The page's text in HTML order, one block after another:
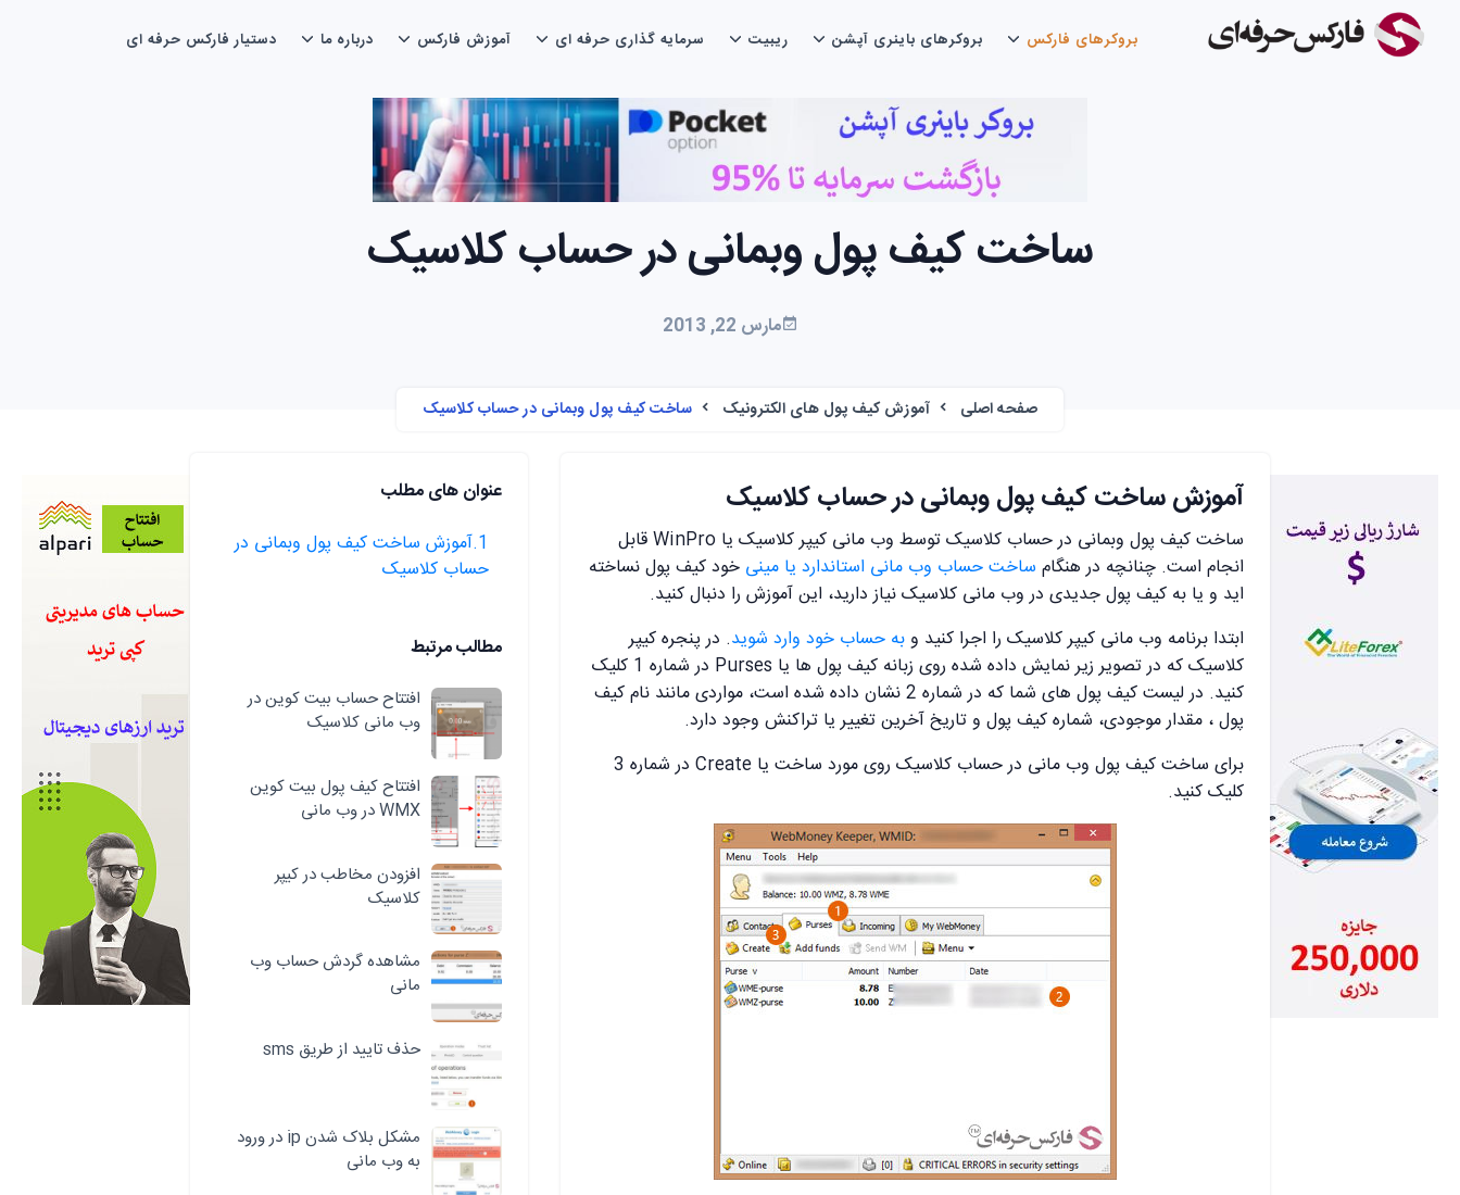
بروکرهای فارکس بروکرهای باینری آپشن ریبیت سرمایه گذاری حرفه ای آموزش فارکس درباره ما دستیار فارکس حرفه ای
ساخت کیف پول وبمانی در حساب کلاسیک
مارس 22, 2013
صفحه اصلی آموزش کیف پول های الکترونیک ساخت کیف پول وبمانی در حساب کلاسیک
آموزش ساخت کیف پول وبمانی در حساب کلاسیک
ساخت کیف پول وبمانی در حساب کلاسیک توسط وب مانی کیپر کلاسیک یا WinPro قابل
انجام است. چنانچه در هنگام ساخت حساب وب مانی استاندارد یا مینی خود کیف پول نساخته
اید و یا به کیف پول جدیدی در وب مانی کلاسیک نیاز دارید، این آموزش را دنبال کنید.
ابتدا برنامه وب مانی کیپر کلاسیک را اجرا کنید وبه حساب خود وارد شوید. در پنجره کیپر
کلاسیک که در تصویر زیر نمایش داده شده روی زبانه کیف پول ها یا Purses در شماره 1 کلیک
کنید. در لیست کیف پول های شما که در شماره 2 نشان داده شده است، مواردی مانند نام کیف
پول ، مقدار موجودی، شماره کیف پول و تاریخ آخرین تغییر یا تراکنش وجود دارد.
برای ساخت کیف پول وب مانی در حساب کلاسیک روی مورد ساخت یا Create در شماره 3
کلیک کنید.
عنوان های مطلب
1.آموزش ساخت کیف پول وبمانی در
حساب کلاسیک
مطالب مرتبط
افتتاح حساب بیت کوین در
وب مانی کلاسیک
افتتاح کیف پول بیت کوین
WMX در وب مانی
افزودن مخاطب در کیپر
کلاسیک
مشاهده گردش حساب وب
مانی
حذف تایید از طریق sms
مشکل بلاک شدن ip در ورود
به وب مانی